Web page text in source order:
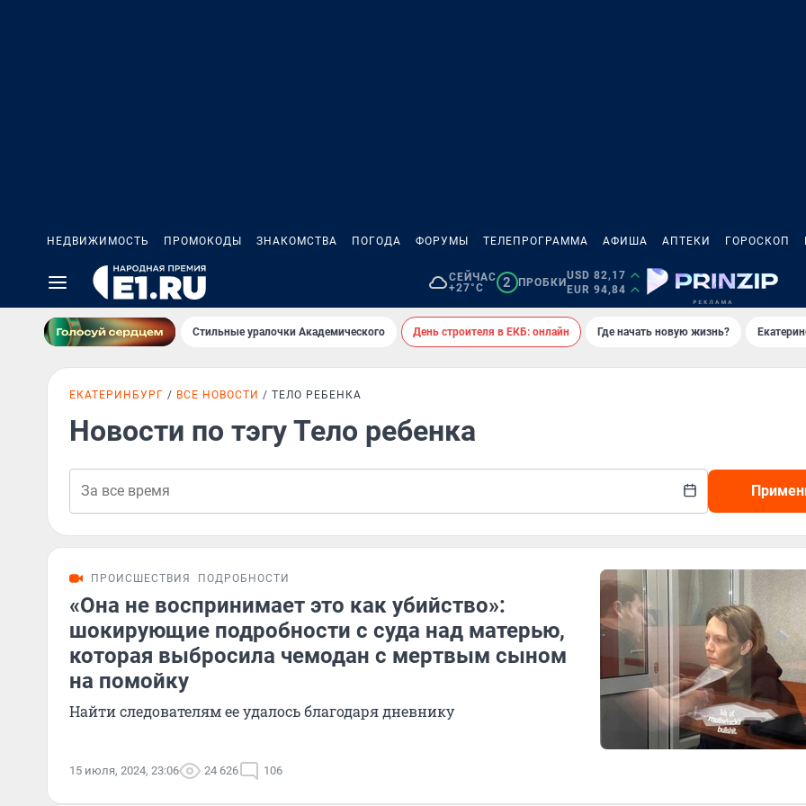
НЕДВИЖИМОСТЬ ПРОМОКОДЫ ЗНАКОМСТВА ПОГОДА ФОРУМЫ ТЕЛЕПРОГРАММА АФИША АПТЕКИ ГОРОСКОП
СЕЙЧАС
+27°C
2 ПРОБКИ
USD 82,17
EUR 94,84
Стильные уралочки Академического День строителя в ЕКБ: онлайн Где начать новую жизнь?
ЕКАТЕРИНБУРГ ВСЕ НОВОСТИ ТЕЛО РЕБЕНКА
Новости по тэгу Тело ребенка
ПРОИСШЕСТВИЯ ПОДРОБНОСТИ
«Она не воспринимает это как убийство»:
шокирующие подробности с суда над матерью,
которая выбросила чемодан с мертвым сыном
на помойку
Найти следователям ее удалось благодаря дневнику
15 июля, 2024, 23:06 24 626 106